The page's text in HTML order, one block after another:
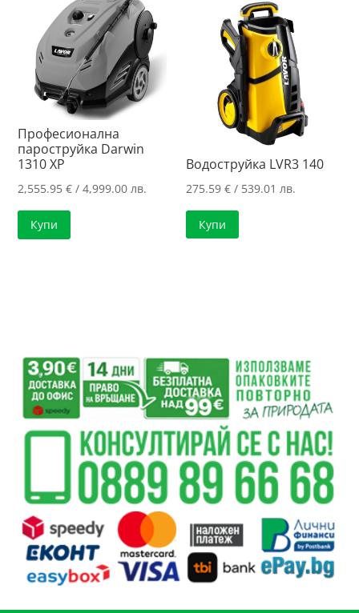
Професионална
пароструйка Darwin
1310 XP
2,555.95€ / 4,999.00 лв.
Купи
Водоструйка LVR3 140
275.59€ / 539.01 лв.
Купи